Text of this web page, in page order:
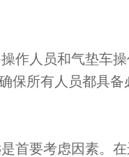
人员和气垫车操
保所有人员都具
要考虑因素。在